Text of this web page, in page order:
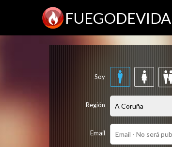
FUEGODEVIDA
Soy
Región
Email